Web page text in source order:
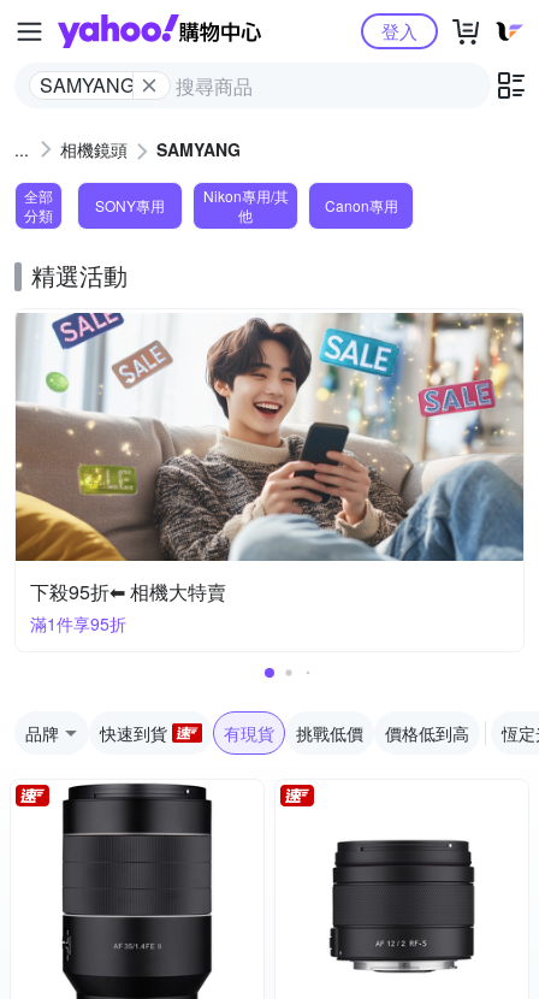
Yahoo購物中心
SAMYANG
登入
相機鏡頭 SAMYANG
全部
分類
SONY專用
Nikon專用/其
他
Canon專用
精選活動
下殺95折⬅︎ 相機大特賣
滿1件享95折
品牌 快速到貨 有現貨 挑戰低價 價格低到高 恆